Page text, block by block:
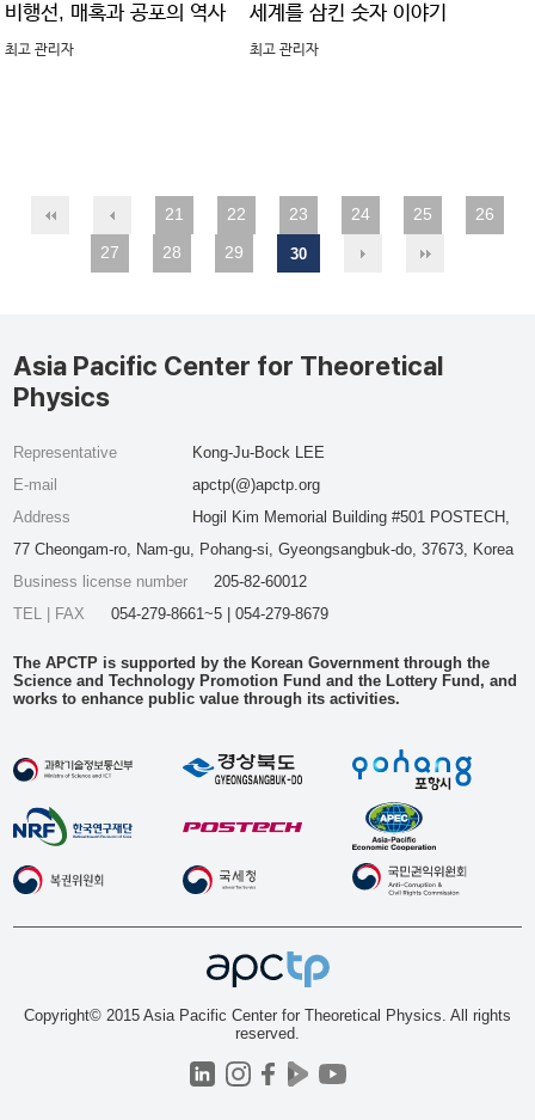
비행선, 매혹과 공포의 역사
최고 관리자
세계를 삼킨 숫자 이야기
최고 관리자
21 22 23 24 25
26
27
28 29 30
Asia Pacific Center for Theoretical
Physics
Representative
Kong-Ju-Bock LEE
E-mail
apctp(@)apctp.org
Address
Hogil Kim Memorial Building #501 POSTECH,
77 Cheongam-ro, Nam-gu, Pohang-si, Gyeongsangbuk-do, 37673, Korea
Business license number
205-82-60012
TEL | FAX
054-279-8661~5 | 054-279-8679
The APCTP is supported by the Korean Government through the
Science and Technology Promotion Fund and the Lottery Fund, and
works to enhance public value through its activities.
Copyright© 2015 Asia Pacific Center for Theoretical Physics. All rights
reserved.